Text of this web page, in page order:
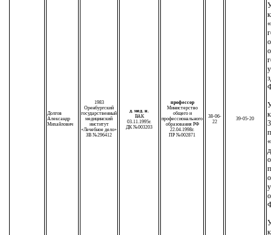
Долгов
Александр
Михайлович
1983
Оренбургский
государственный
медицинский
институт
«Лечебное дело»
ЗВ №296412
д. мед. н.
ВАК
03.11.1995г.
ДК №003203
профессор
Министерство
общего и
профессионального
образования РФ
22.04.1998г.
ПР №002871
38-06-
22
39-05-20